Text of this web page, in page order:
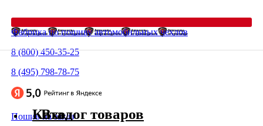
Фабрика по пошиву автомобильных чехлов
8 (800) 450-35-25
8 (495) 798-78-75
Пошив на заказ
Каталог товаров
Вход